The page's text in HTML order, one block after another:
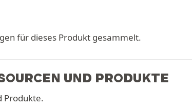
für dieses Produkt gesammelt.
UND PRODUKTE
Produkte.